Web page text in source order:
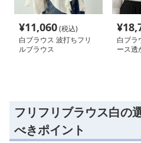
¥11,060(税込)
白ブラウス 波打ちフリ
ルブラウス
¥
白ブラ
ース透
フリフリブラウス白の
べきポイント